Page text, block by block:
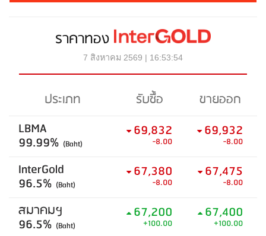
ราคาทอง
7 สิงหาคม 2569 | 16:53:54
ประเภท รับซื้อ
ขายออก
LBMA
99.99% (Baht)
69,832
-8.00
69,932
-8.00
InterGold
96.5% (Baht)
67,380
-8.00
67,475
-8.00
สมาคมฯ
96.5% (Baht)
67,200
+100.00
67,400
+100.00